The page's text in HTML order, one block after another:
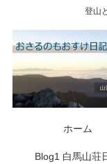
登山
ホーム
Blog1 白馬山荘